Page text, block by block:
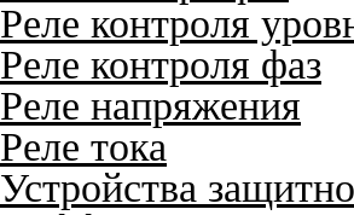
Реле контроля
Реле контроля фаз
Реле напряжения
Реле тока
Устройства